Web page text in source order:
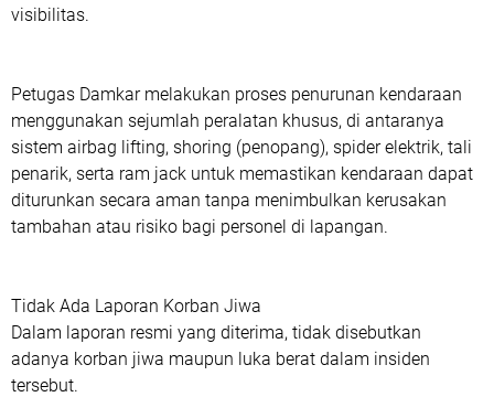
visibilitas.
Petugas Damkar melakukan proses penurunan kendaraan
menggunakan sejumlah peralatan khusus, di antaranya
sistem airbag lifting, shoring (penopang), spider elektrik, tali
penarik, serta ram jack untuk memastikan kendaraan dapat
diturunkan secara aman tanpa menimbulkan kerusakan
tambahan atau risiko bagi personel di lapangan.
Tidak Ada Laporan Korban Jiwa
‎Dalam laporan resmi yang diterima, tidak disebutkan
adanya korban jiwa maupun luka berat dalam insiden
tersebut.